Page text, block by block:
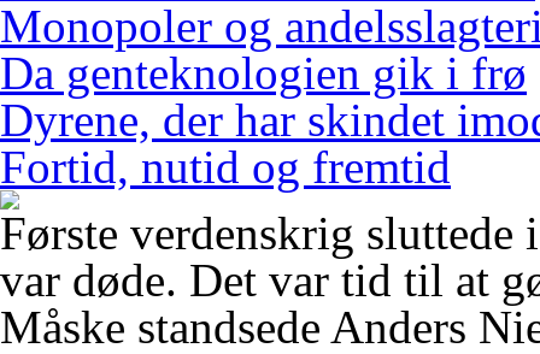
Monopoler og
Da genteknologien gik i frø
Dyrene, der har skindet
Fortid, nutid og fremtid
Første verdenskrig
var døde. Det var tid til at
Måske standsede Anders